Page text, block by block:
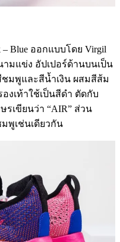
– Blue ออกแบบโดย Virgil
ามแข่ง อัปเปอร์ด้านบนเป็น
ชมพูและสีน้ำเงิน ผสมสีส้ม
งเท้าใช้เป็นสีดำ ตัดกับ
รเขียนว่า “AIR” ส่วน
พูเช่นเดียวกัน